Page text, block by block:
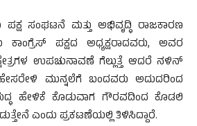
ಸಂಘಟನೆ ಮತ್ತು ಅಭಿವೃದ್ಧಿ ರಾಜಕಾರಣ
ಪಕ್ಷದ ಅಧ್ಯಕ್ಷರಾದವರು, ಅವರ
ಉಪಚುನಾವಣೆ ಗೆಲ್ಲುತ್ತೆ ಆದರೆ ನಳಿನ್
ಮುನ್ನಲೆಗೆ ಬಂದವರು ಅದುದರಿಂದ
ಹೇಳಿಕೆ ಕೊಡುವಾಗ ಗೌರವದಿಂದ ಕೊಡಲಿ
ಎಂದು ಪ್ರಕಟಣೆಯಲ್ಲಿ ತಿಳಿಸಿದ್ದಾರೆ.